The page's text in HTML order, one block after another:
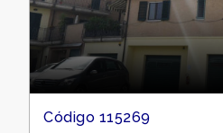
Código 115269